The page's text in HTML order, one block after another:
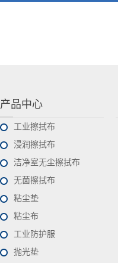
产品中心
工业擦拭布
浸润擦拭布
洁净室无尘擦拭布
无菌擦拭布
粘尘垫
粘尘布
工业防护服
抛光垫